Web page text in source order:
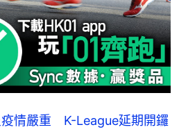
疫情嚴重 K-League延期開鑼